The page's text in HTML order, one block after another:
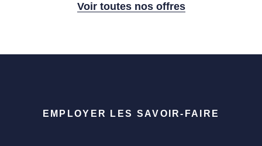
Voir toutes nos offres
EMPLOYER LES SAVOIR-FAIRE